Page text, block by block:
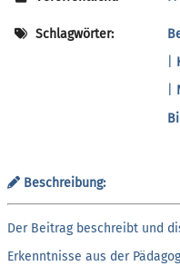
Schlagwörter:
Beschreibung:
Der Beitrag beschreibt und
Erkenntnisse aus der